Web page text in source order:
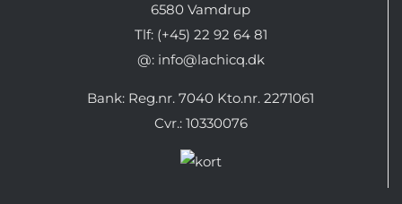
6580 Vamdrup
Tlf: (+45) 22 92 64 81
@: info@lachicq.dk
Bank: Reg.nr. 7040 Kto.nr. 2271061
Cvr.: 10330076